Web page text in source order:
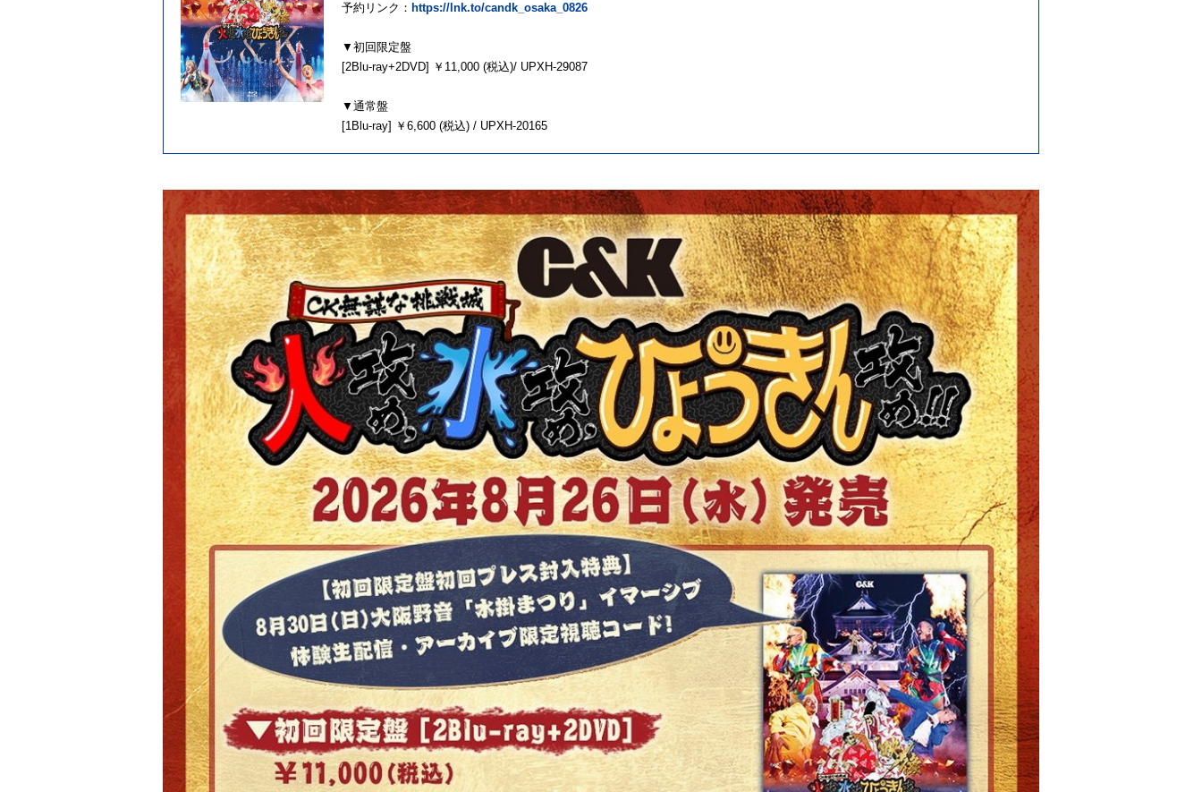
予約リンク： https://lnk.to/candk_osaka_0826
▼初回限定盤
[2Blu-ray+2DVD] ￥11,000 (税込)/ UPXH-29087
▼通常盤
[1Blu-ray] ￥6,600 (税込) / UPXH-20165